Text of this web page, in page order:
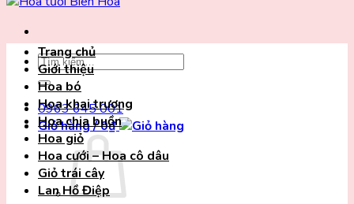
Tìm
kiếm:
0963 645 001
Giỏ hàng /0₫
Trang chủ
Giới thiệu
Hoa bó
Hoa khai trương
Hoa chia buồn
Hoa giỏ
Hoa cưới – Hoa cô dâu
Giỏ trái cây
Lan Hồ Điệp